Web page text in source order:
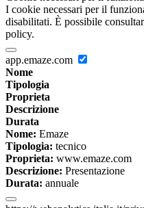
I cookie necessari per il
disabilitati. È possibile
policy.
app.emaze.com
Nome
Tipologia
Proprieta
Descrizione
Durata
Nome: Emaze
Tipologia: tecnico
Proprieta: www.emaze.com
Descrizione: Presentazione
Durata: annuale